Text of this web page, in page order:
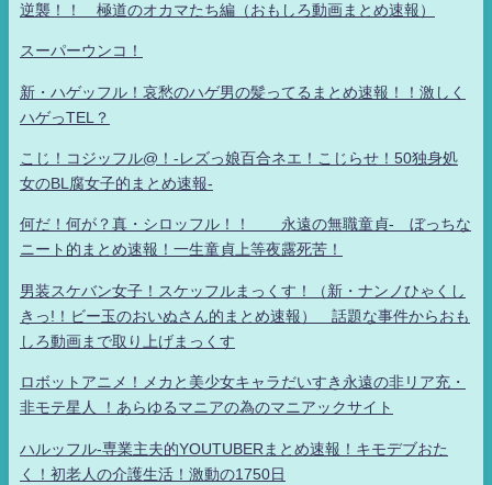
逆襲！！ 極道のオカマたち編（おもしろ動画まとめ速報）
スーパーウンコ！
新・ハゲッフル！哀愁のハゲ男の髪ってるまとめ速報！！激しく
ハゲっTEL？
こじ！コジッフル@！-レズっ娘百合ネエ！こじらせ！50独身処
女のBL腐女子的まとめ速報-
何だ！何が？真・シロッフル！！ 永遠の無職童貞- ぼっちな
ニート的まとめ速報！一生童貞上等夜露死苦！
男装スケバン女子！スケッフルまっくす！（新・ナンノひゃくし
きっ!！ビー玉のおいぬさん的まとめ速報） 話題な事件からおも
しろ動画まで取り上げまっくす
ロボットアニメ！メカと美少女キャラだいすき永遠の非リア充・
非モテ星人 ！あらゆるマニアの為のマニアックサイト
ハルッフル-専業主夫的YOUTUBERまとめ速報！キモデブおた
く！初老人の介護生活！激動の1750日